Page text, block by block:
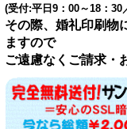
(受付:平日9：00～18：30
その際、婚礼印刷物
ますので
ご遠慮なくご請求・